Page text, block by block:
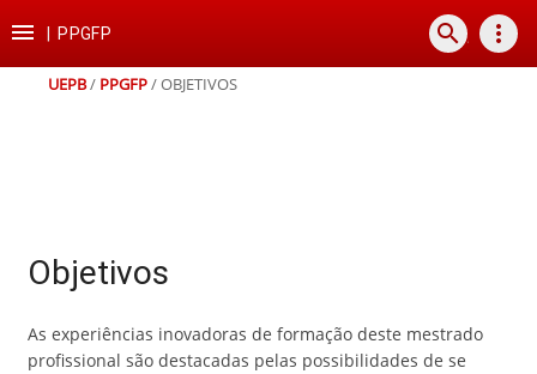
para
conteúdo
para
para
para
rodapé
 PPGFP search more_vert
UEPB/ PPGFP/OBJETIVOS
Objetivos
As experiências inovadoras de formação deste mestrado
profissional são destacadas pelas possibilidades de se